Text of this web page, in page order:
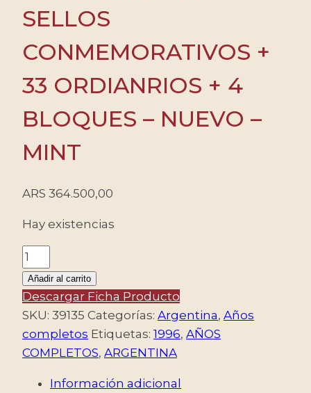
SELLOS
CONMEMORATIVOS +
33 ORDIANRIOS + 4
BLOQUES – NUEVO –
MINT
ARS 364.500,00
Hay existencias
ARGENTINA
-
1995
AÑO
COMPLETO
-
SELLOS
Añadir al carrito
Descargar Ficha Producto
SKU: 39135 Categorías: Argentina, Años
completos Etiquetas: 1996, AÑOS
COMPLETOS, ARGENTINA
Información adicional